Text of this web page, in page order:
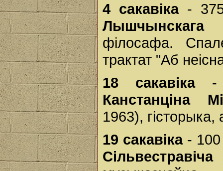
4 сакавіка- 375
Лышчынскага
філосафа.
трактат "Аб
18 сакавіка-
Канстанціна
1963), гісторыка,
19 сакавіка- 100